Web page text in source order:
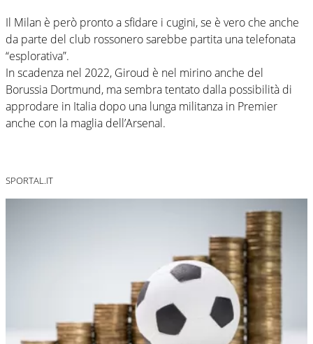
Il Milan è però pronto a sfidare i cugini, se è vero che anche
da parte del club rossonero sarebbe partita una telefonata
“esplorativa”.
In scadenza nel 2022, Giroud è nel mirino anche del
Borussia Dortmund, ma sembra tentato dalla possibilità di
approdare in Italia dopo una lunga militanza in Premier
anche con la maglia dell’Arsenal.
SPORTAL.IT